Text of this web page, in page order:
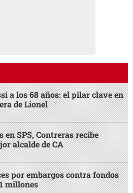
a los 68 años: el pilar clave en
de Lionel
en SPS, Contreras recibe
alcalde de CA
por embargos contra fondos
millones